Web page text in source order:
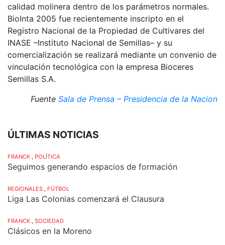
calidad molinera dentro de los parámetros normales.
BioInta 2005 fue recientemente inscripto en el
Registro Nacional de la Propiedad de Cultivares del
INASE –Instituto Nacional de Semillas– y su
comercialización se realizará mediante un convenio de
vinculación tecnológica con la empresa Bioceres
Semillas S.A.
Fuente Sala de Prensa – Presidencia de la Nacion
ÚLTIMAS NOTICIAS
FRANCK , POLÍTICA
Seguimos generando espacios de formación
REGIONALES , FÚTBOL
Liga Las Colonias comenzará el Clausura
FRANCK , SOCIEDAD
Clásicos en la Moreno